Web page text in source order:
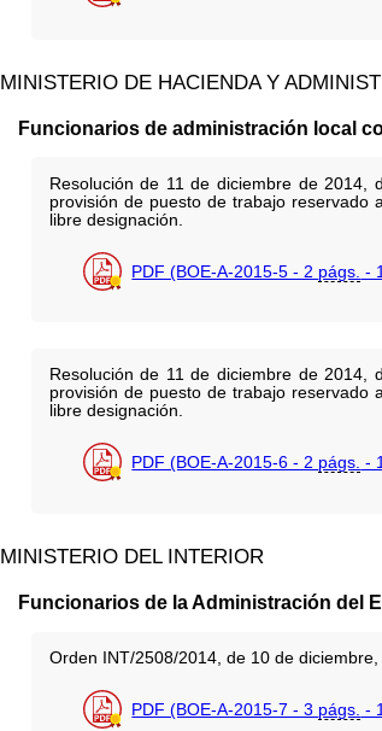
MINISTERIO DE HACIENDA Y
Funcionarios de administración local
Resolución de 11 de diciembre de 2014,
provisión de puesto de trabajo reservado
libre designación.
PDF (BOE-A-2015-5 - 2 págs. -
Resolución de 11 de diciembre de
provisión de puesto de trabajo reservado
libre designación.
PDF (BOE-A-2015-6 - 2 págs. -
MINISTERIO DEL INTERIOR
Funcionarios de la Administración del
Orden INT/2508/2014, de 10 de
PDF (BOE-A-2015-7 - 3 págs. -